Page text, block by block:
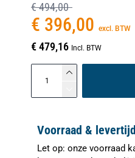
€ 494,00
€ 396,00 excl. BTW
€ 479,16 Incl. BTW
Voorraad & levertijd
Let op: onze voorraad